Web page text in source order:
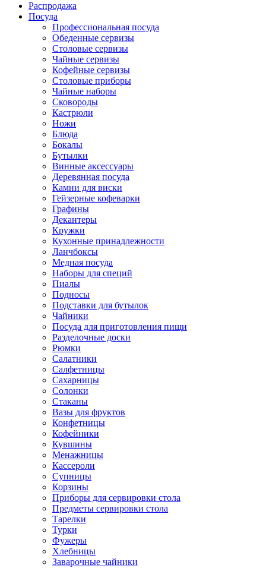
Распродажа
Посуда
Профессиональная посуда
Обеденные сервизы
Столовые сервизы
Чайные сервизы
Кофейные сервизы
Столовые приборы
Чайные наборы
Сковороды
Кастрюли
Ножи
Блюда
Бокалы
Бутылки
Винные аксессуары
Деревянная посуда
Камни для виски
Гейзерные кофеварки
Графины
Декантеры
Кружки
Кухонные принадлежности
Ланчбоксы
Медная посуда
Наборы для специй
Пиалы
Подносы
Подставки для бутылок
Чайники
Посуда для приготовления пищи
Разделочные доски
Рюмки
Салатники
Салфетницы
Сахарницы
Солонки
Стаканы
Вазы для фруктов
Конфетницы
Кофейники
Кувшины
Менажницы
Кассероли
Супницы
Корзины
Приборы для сервировки стола
Предметы сервировки стола
Тарелки
Турки
Фужеры
Хлебницы
Заварочные чайники